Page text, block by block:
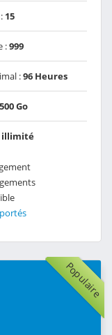
15
:999
:96 Heures
500 Go
illimité
Populaire